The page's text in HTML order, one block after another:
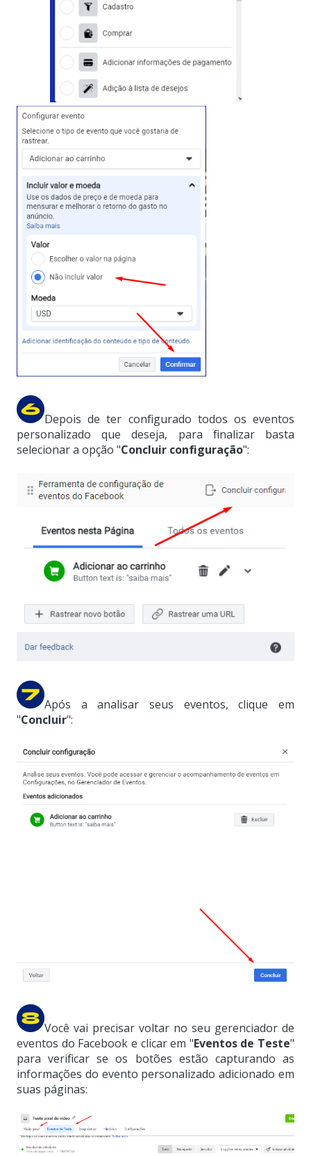
Depois de ter configurado todos os eventos
personalizado que deseja, para finalizar basta
selecionar a opção "Concluir configuração":
Após a analisar seus eventos, clique em
"Concluir":
Você vai precisar voltar no seu gerenciador de
eventos do Facebook e clicar em "Eventos de Teste"
para verificar se os botões estão capturando as
informações do evento personalizado adicionado em
suas páginas: